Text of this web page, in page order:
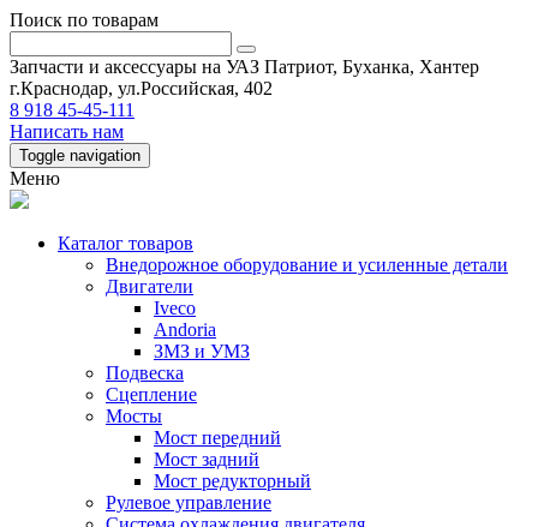
Поиск по товарам
Запчасти и аксессуары на УАЗ Патриот, Буханка, Хантер
г.Краснодар, ул.Российская, 402
8 918 45-45-111
Написать нам
Toggle navigation
Меню
Каталог товаров
Внедорожное оборудование и усиленные детали
Двигатели
Iveco
Andoria
ЗМЗ и УМЗ
Подвеска
Сцепление
Мосты
Мост передний
Мост задний
Мост редукторный
Рулевое управление